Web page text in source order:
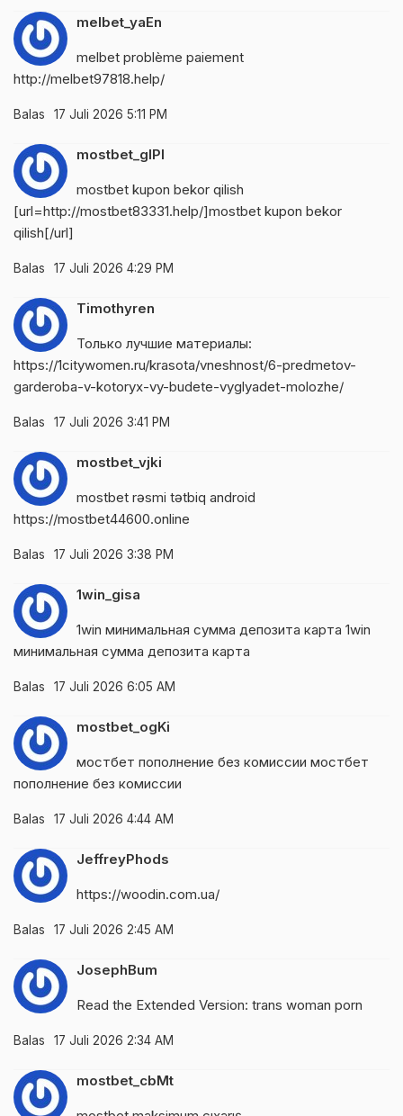
melbet_yaEn
melbet problème paiement
http://melbet97818.help/
Balas 17 Juli 2026 5:11 PM
mostbet_glPl
mostbet kupon bekor qilish
[url=http://mostbet83331.help/]mostbet kupon bekor
qilish[/url]
Balas 17 Juli 2026 4:29 PM
Timothyren
Только лучшие материалы:
https://1citywomen.ru/krasota/vneshnost/6-predmetov-
garderoba-v-kotoryx-vy-budete-vyglyadet-molozhe/
Balas 17 Juli 2026 3:41 PM
mostbet_vjki
mostbet rəsmi tətbiq android
https://mostbet44600.online
Balas 17 Juli 2026 3:38 PM
1win_gisa
1win минимальная сумма депозита карта 1win
минимальная сумма депозита карта
Balas 17 Juli 2026 6:05 AM
mostbet_ogKi
мостбет пополнение без комиссии мостбет
пополнение без комиссии
Balas 17 Juli 2026 4:44 AM
JeffreyPhods
https://woodin.com.ua/
Balas 17 Juli 2026 2:45 AM
JosephBum
Read the Extended Version: trans woman porn
Balas 17 Juli 2026 2:34 AM
mostbet_cbMt